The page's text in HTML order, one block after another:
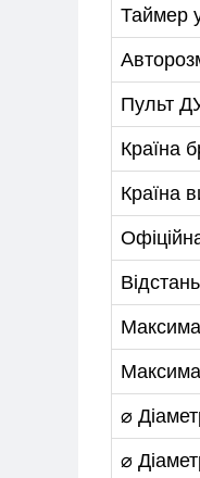
Таймер
Пульт
Країна
Країна
⌀
⌀